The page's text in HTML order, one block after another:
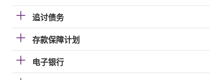
追讨债务
存款保障计划
电子银行